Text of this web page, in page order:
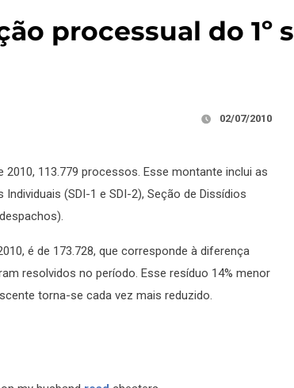
processual do 1º
02/07/2010
113.779 processos. Esse montante inclui as
(SDI-1 e SDI-2), Seção de Dissídios
é de 173.728, que corresponde à diferença
resolvidos no período. Esse resíduo 14% menor
torna-se cada vez mais reduzido.